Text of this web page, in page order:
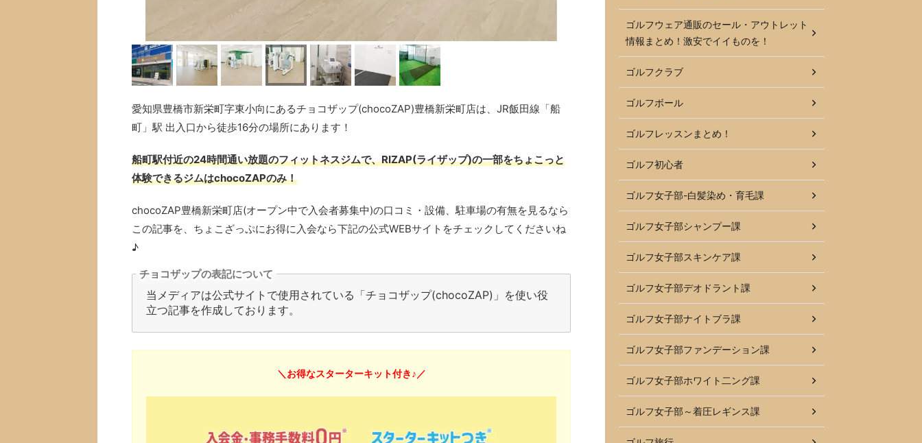
愛知県豊橋市新栄町字東小向にあるチョコザップ(chocoZAP)豊橋新栄町店は、JR飯田線「船
町」駅 出入口から徒歩16分の場所にあります！
船町駅付近の24時間通い放題のフィットネスジムで、RIZAP(ライザップ)の一部をちょこっと
体験できるジムはchocoZAPのみ！
chocoZAP豊橋新栄町店(オープン中で入会者募集中)の口コミ・設備、駐車場の有無を見るなら
この記事を、ちょこざっぷにお得に入会なら下記の公式WEBサイトをチェックしてくださいね
♪
チョコザップの表記について
当メディアは公式サイトで使用されている「チョコザップ(chocoZAP)」を使い役
立つ記事を作成しております。
＼お得なスターターキット付き♪／
ゴルフウェア通販のセール・アウトレット
情報まとめ！激安でイイものを！
ゴルフクラブ
ゴルフボール
ゴルフレッスンまとめ！
ゴルフ初心者
ゴルフ女子部-白髪染め・育毛課
ゴルフ女子部シャンプー課
ゴルフ女子部スキンケア課
ゴルフ女子部デオドラント課
ゴルフ女子部ナイトブラ課
ゴルフ女子部ファンデーション課
ゴルフ女子部ホワイト二ング課
ゴルフ女子部～着圧レギンス課